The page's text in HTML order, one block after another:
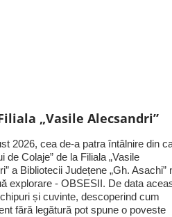
Filiala „Vasile Alecsandri”
2026, cea de-a patra întâlnire din
de Colaje” de la Filiala „Vasile
a Bibliotecii Județene „Gh. Asachi”
explorare - OBSESII. De data
și cuvinte, descoperind cum
fără legătură pot spune o poveste